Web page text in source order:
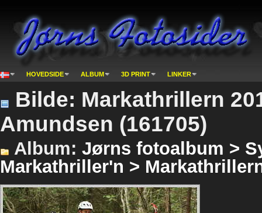
HOVEDSIDE ALBUM 3D PRINT LINKER
Bilde: Markathrillern
Amundsen (161705)
Album: Jørns fotoalbum >
Markathriller'n >